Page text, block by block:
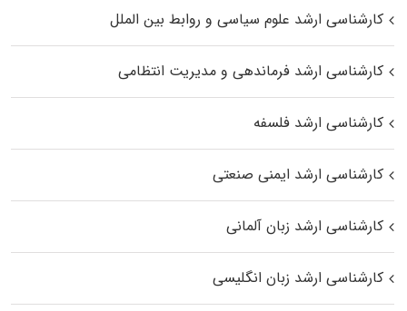
کارشناسی ارشد علوم سیاسی و روابط بین الملل
کارشناسی ارشد فرماندهی و مدیریت انتظامی
کارشناسی ارشد فلسفه
کارشناسی ارشد ایمنی صنعتی
کارشناسی ارشد زبان آلمانی
کارشناسی ارشد زبان انگلیسی